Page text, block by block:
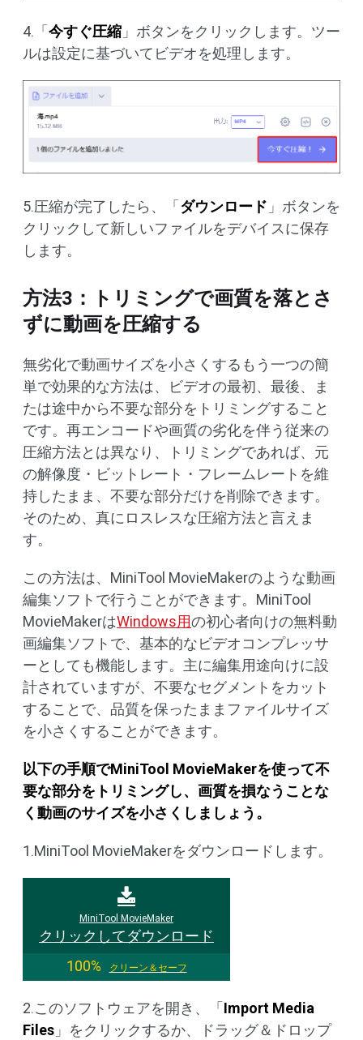
4.「 今すぐ圧縮 」ボタンをクリックします。ツー
ルは設定に基づいてビデオを処理します。
5.圧縮が完了したら、「 ダウンロード 」ボタンを
クリックして新しいファイルをデバイスに保存
します。
方法3：トリミングで画質を落とさ
ずに動画を圧縮する
無劣化で動画サイズを小さくするもう一つの簡
単で効果的な方法は、ビデオの最初、最後、ま
たは途中から不要な部分をトリミングすること
です。再エンコードや画質の劣化を伴う従来の
圧縮方法とは異なり、トリミングであれば、元
の解像度・ビットレート・フレームレートを維
持したまま、不要な部分だけを削除できます。
そのため、真にロスレスな圧縮方法と言えま
す。
この方法は、MiniTool MovieMakerのような動画
編集ソフトで行うことができます。MiniTool
MovieMakerはWindows用の初心者向けの無料動
画編集ソフトで、基本的なビデオコンプレッサ
ーとしても機能します。主に編集用途向けに設
計されていますが、不要なセグメントをカット
することで、品質を保ったままファイルサイズ
を小さくすることができます。
以下の手順でMiniTool MovieMakerを使って不
要な部分をトリミングし、画質を損なうことな
く動画のサイズを小さくしましょう。
1.MiniTool MovieMakerをダウンロードします。
MiniTool MovieMaker
クリックしてダウンロード
100%
クリーン＆セーフ
2.このソフトウェアを開き、「 Import Media
Files 」をクリックするか、ドラッグ＆ドロップ